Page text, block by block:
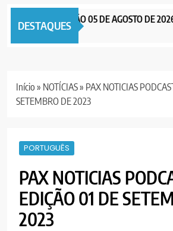
DESTAQUES
NOTICIAS EDIÇÃO 05 DE AGOSTO DE 2026
ago
Início » NOTÍCIAS» PAX NOTICIAS
SETEMBRO DE 2023
PORTUGUÊS
PAX NOTICIAS
EDIÇÃO 01 DE
2023